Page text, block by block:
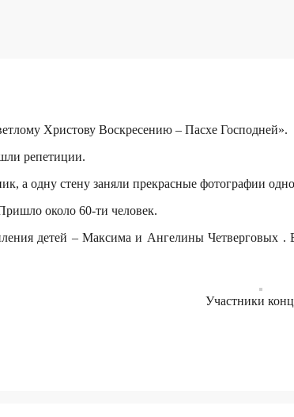
Христову Воскресению – Пасхе Господней».
репетиции.
а одну стену заняли прекрасные фотографии
ришло около 60-ти человек.
детей – Максима и Ангелины Четверговых .
Участники